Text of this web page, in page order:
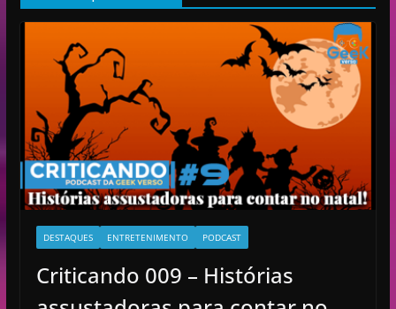
v
DESTAQUES ENTRETENIMENTO PODCAST
Criticando 009 – Histórias